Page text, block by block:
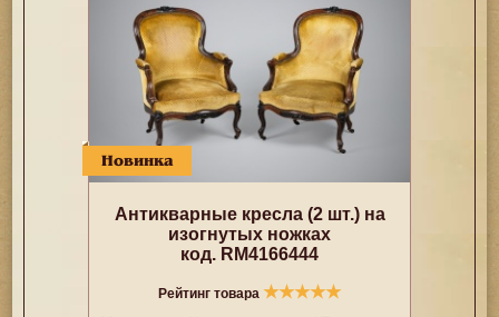
Новинка
Антикварные кресла (2 шт.) на
изогнутых ножках
код. RM4166444
Рейтинг товара ★★★★★